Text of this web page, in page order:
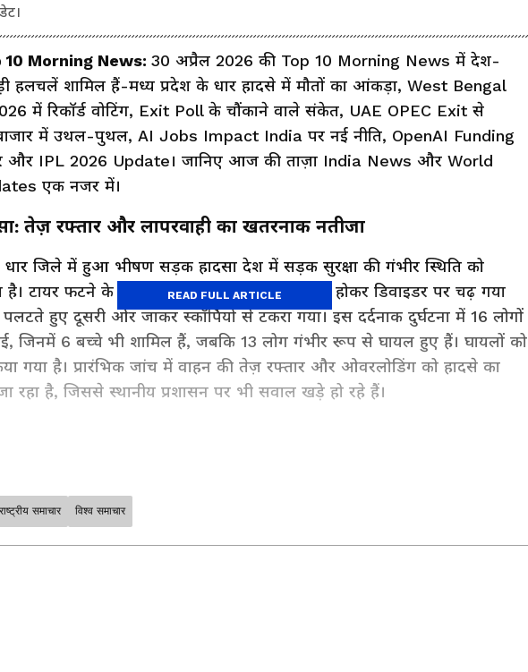
10 Morning News: 30 अप्रैल 2026 की Top 10 Morning News में देश-
हलचलें शामिल हैं-मध्य प्रदेश के धार हादसे में मौतों का आंकड़ा, West Bengal
में रिकॉर्ड वोटिंग, Exit Poll के चौंकाने वाले संकेत, UAE OPEC Exit से
में उथल-पुथल, AI Jobs Impact India पर नई नीति, OpenAI Funding
और IPL 2026 Update। जानिए आज की ताज़ा India News और World
एक नजर में।
तेज़ रफ्तार और लापरवाही का खतरनाक नतीजा
धार जिले में हुआ भीषण सड़क हादसा देश में सड़क सुरक्षा की गंभीर स्थिति को
है। टायर फटने के बाद एक पिकअप वाहन अनियंत्रित होकर डिवाइडर पर चढ़ गया
हुए दूसरी ओर जाकर स्कॉर्पियो से टकरा गया। इस दर्दनाक दुर्घटना में 16 लोगों
जिनमें 6 बच्चे भी शामिल हैं, जबकि 13 लोग गंभीर रूप से घायल हुए हैं। घायलों को
गया है। प्रारंभिक जांच में वाहन की तेज़ रफ्तार और ओवरलोडिंग को हादसे का
रहा है, जिससे स्थानीय प्रशासन पर भी सवाल खड़े हो रहे हैं।
READ FULL ARTICLE
Hindi पर पढ़ें देशभर की सबसे ताज़ा
राष्ट्रीय समाचार विश्व समाचार